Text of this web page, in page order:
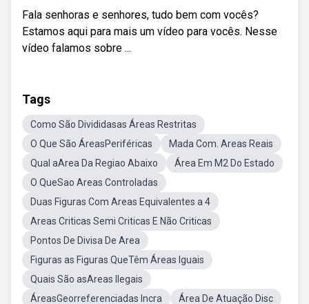
Fala senhoras e senhores, tudo bem com vocês?
Estamos aqui para mais um vídeo para vocês. Nesse
vídeo falamos sobre ...
Tags
Como São Divididasas Áreas Restritas
O Que São ÁreasPeriféricas
Mada Com. Areas Reais
Qual aArea Da Regiao Abaixo
Área Em M2 Do Estado
O QueSao Areas Controladas
Duas Figuras Com Areas Equivalentes a 4
Areas Criticas Semi Criticas E Não Criticas
Pontos De Divisa De Area
Figuras as Figuras QueTêm Áreas Iguais
Quais São asAreas Ilegais
ÁreasGeorreferenciadas Incra
Área De Atuação Disc